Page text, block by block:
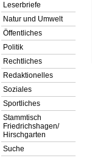
Leserbriefe
Natur und Umwelt
Öffentliches
Politik
Rechtliches
Redaktionelles
Soziales
Sportliches
Stammtisch
Friedrichshagen/
Hirschgarten
Suche